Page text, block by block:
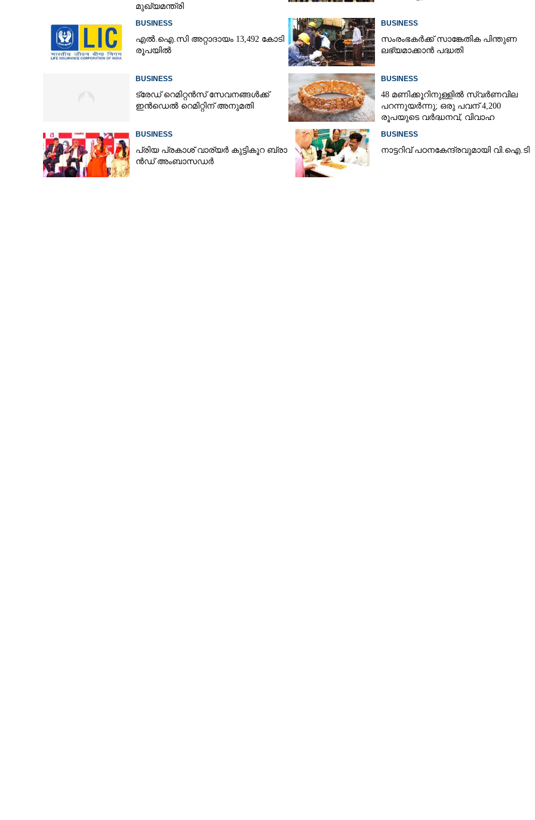
മുഖ്യമന്ത്രി
BUSINESS
എൽ.ഐ.സി അറ്റാദായം 13,492 കോടി
രൂപയിൽ
BUSINESS
സംരംഭകർക്ക് സാങ്കേതിക പിന്തുണ
ലഭ്യമാക്കാൻ പദ്ധതി
BUSINESS
ട്രേഡ് റെമിറ്റൻസ് സേവനങ്ങൾക്ക്
ഇൻഡെൽ റെമിറ്റിന് അനുമതി
BUSINESS
48 മണിക്കൂറിനുള്ളിൽ സ്വർണവില
പറന്നുയർന്നു; ഒരു പവന് 4,200
രൂപയുടെ വർദ്ധനവ്, വിവാഹ
BUSINESS
പ്രി​യ​ ​പ്ര​കാ​ശ് ​വാ​ര്യർ കു​ട്ടി​കൂ​റ​ ​ ബ്രാ​
ൻ​ഡ് ​അം​ബാ​സ​ഡ​ർ
BUSINESS
നാ​ട്ട​റി​വ് ​പ​ഠ​ന​കേ​ന്ദ്ര​വു​മാ​യി​ ​വി.​ഐ.​ടി